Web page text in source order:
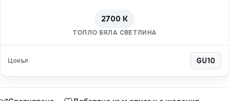
2700 K
ТОПЛО БЯЛА СВЕТЛИНА
Цокъл GU10